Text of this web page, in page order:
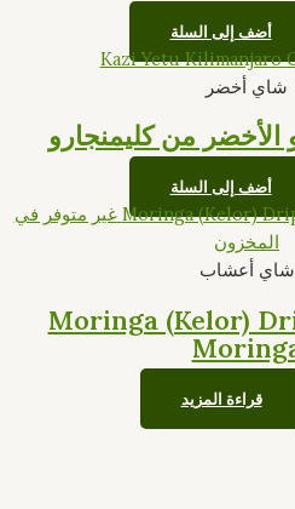
أضف إلى السلة
شاي أخضر
الأخضر من كليمنجارو
أضف إلى السلة
غير متوفر في
المخزون
شاي أعشاب
Moringa (Kelor)
قراءة المزيد